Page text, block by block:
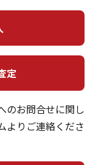
定
のお問合せに関し
よりご連絡くださ